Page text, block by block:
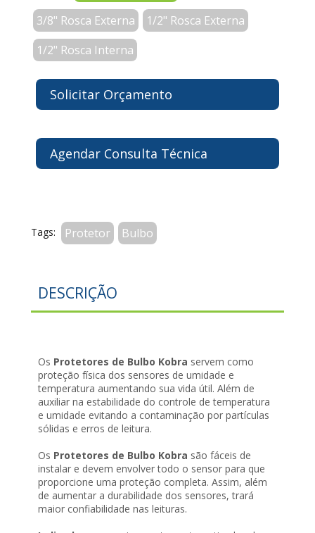
3/8" Rosca Externa
1/2" Rosca Externa
1/2" Rosca Interna
Solicitar Orçamento
Agendar Consulta Técnica
Tags: Protetor Bulbo
DESCRIÇÃO
Os Protetores de Bulbo Kobra servem como
proteção física dos sensores de umidade e
temperatura aumentando sua vida útil. Além de
auxiliar na estabilidade do controle de temperatura
e umidade evitando a contaminação por partículas
sólidas e erros de leitura.
Os Protetores de Bulbo Kobra são fáceis de
instalar e devem envolver todo o sensor para que
proporcione uma proteção completa. Assim, além
de aumentar a durabilidade dos sensores, trará
maior confiabilidade nas leituras.